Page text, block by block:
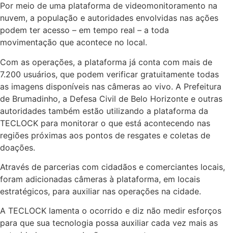
Por meio de uma plataforma de videomonitoramento na
nuvem, a população e autoridades envolvidas nas ações
podem ter acesso – em tempo real – a toda
movimentação que acontece no local.
Com as operações, a plataforma já conta com mais de
7.200 usuários, que podem verificar gratuitamente todas
as imagens disponíveis nas câmeras ao vivo. A Prefeitura
de Brumadinho, a Defesa Civil de Belo Horizonte e outras
autoridades também estão utilizando a plataforma da
TECLOCK para monitorar o que está acontecendo nas
regiões próximas aos pontos de resgates e coletas de
doações.
Através de parcerias com cidadãos e comerciantes locais,
foram adicionadas câmeras à plataforma, em locais
estratégicos, para auxiliar nas operações na cidade.
A TECLOCK lamenta o ocorrido e diz não medir esforços
para que sua tecnologia possa auxiliar cada vez mais as